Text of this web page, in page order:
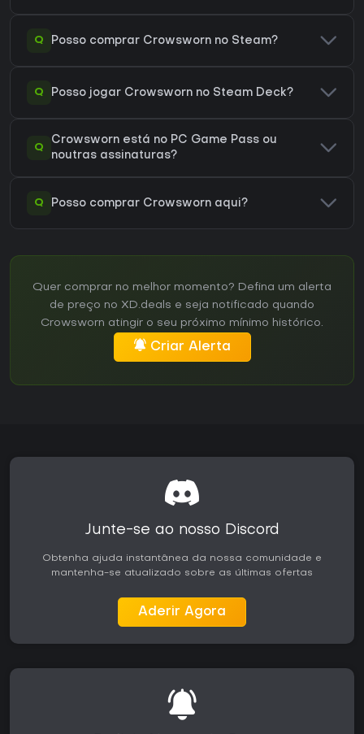
Q Posso comprar Crowsworn no Steam?
Q Posso jogar Crowsworn no Steam Deck?
Q
Crowsworn está no PC Game Pass ou
noutras assinaturas?
Q Posso comprar Crowsworn aqui?
Quer comprar no melhor momento? Defina um alerta
de preço no XD.deals e seja notificado quando
Crowsworn atingir o seu próximo mínimo histórico.
Criar Alerta
Junte-se ao nosso Discord
Obtenha ajuda instantânea da nossa comunidade e
mantenha-se atualizado sobre as últimas ofertas
Aderir Agora